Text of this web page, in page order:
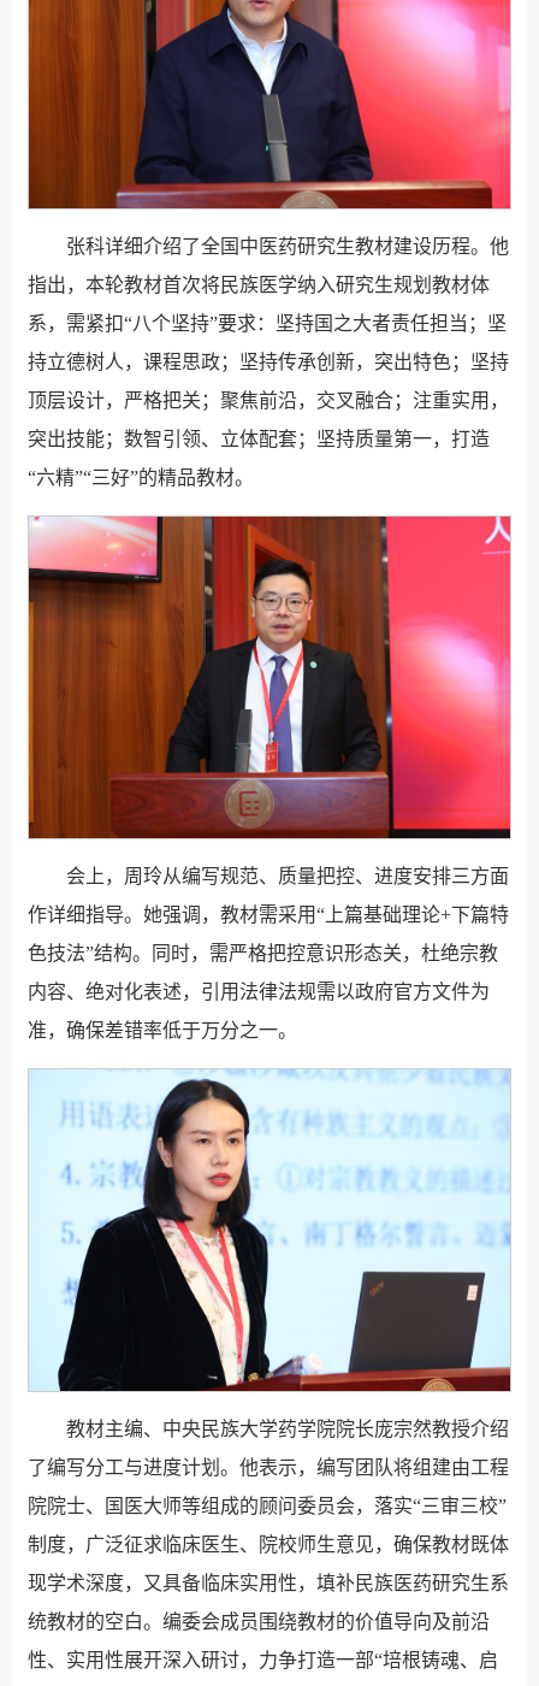
张科详细介绍了全国中医药研究生教材建设历程。他
指出，本轮教材首次将民族医学纳入研究生规划教材体
系，需紧扣“八个坚持”要求：坚持国之大者责任担当；坚
持立德树人，课程思政；坚持传承创新，突出特色；坚持
顶层设计，严格把关；聚焦前沿，交叉融合；注重实用，
突出技能；数智引领、立体配套；坚持质量第一，打造
“六精”“三好”的精品教材。
会上，周玲从编写规范、质量把控、进度安排三方面
作详细指导。她强调，教材需采用“上篇基础理论+下篇特
色技法”结构。同时，需严格把控意识形态关，杜绝宗教
内容、绝对化表述，引用法律法规需以政府官方文件为
准，确保差错率低于万分之一。
教材主编、中央民族大学药学院院长庞宗然教授介绍
了编写分工与进度计划。他表示，编写团队将组建由工程
院院士、国医大师等组成的顾问委员会，落实“三审三校”
制度，广泛征求临床医生、院校师生意见，确保教材既体
现学术深度，又具备临床实用性，填补民族医药研究生系
统教材的空白。编委会成员围绕教材的价值导向及前沿
性、实用性展开深入研讨，力争打造一部“培根铸魂、启